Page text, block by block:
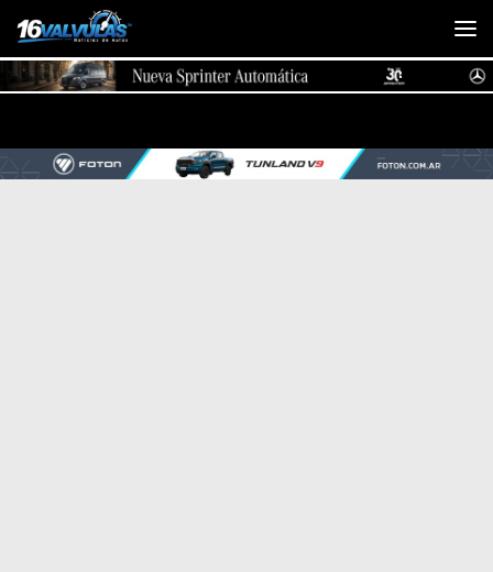
Saltar al contenido